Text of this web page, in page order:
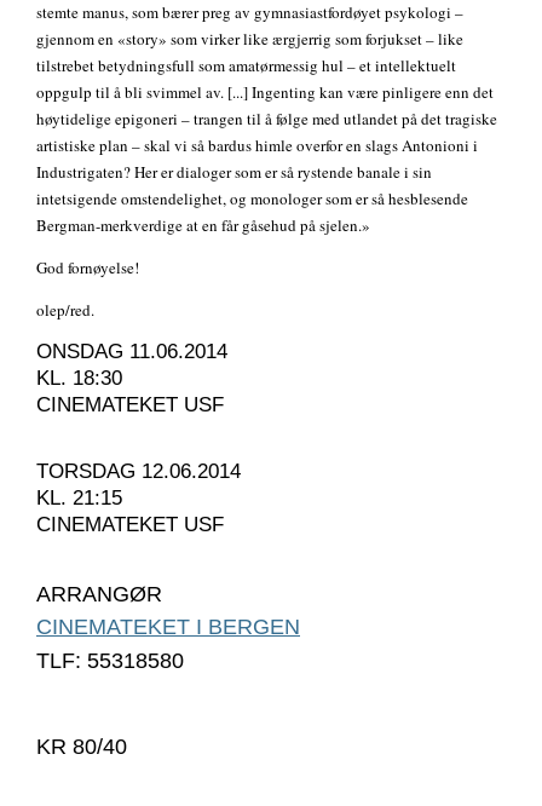
stemte manus, som bærer preg av gymnasiastfordøyet psykologi –
gjennom en «story» som virker like ærgjerrig som forjukset – like
tilstrebet betydningsfull som amatørmessig hul – et intellektuelt
oppgulp til å bli svimmel av. [...] Ingenting kan være pinligere enn det
høytidelige epigoneri – trangen til å følge med utlandet på det tragiske
artistiske plan – skal vi så bardus himle overfor en slags Antonioni i
Industrigaten? Her er dialoger som er så rystende banale i sin
intetsigende omstendelighet, og monologer som er så hesblesende
Bergman-merkverdige at en får gåsehud på sjelen.»
God fornøyelse!
olep/red.
ONSDAG 11.06.2014
KL. 18:30
CINEMATEKET USF
TORSDAG 12.06.2014
KL. 21:15
CINEMATEKET USF
ARRANGØR
CINEMATEKET I BERGEN
TLF: 55318580
KR 80/40